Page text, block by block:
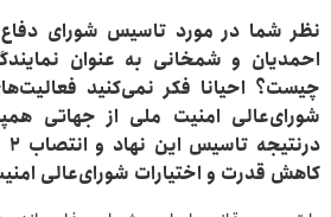
نظر شما در مورد تاسیس شورای دفاع
احمدیان و شمخانی به‌ عنوان
چیست؟ احیانا فکر نمی‌کنید
شورای‌عالی امنیت ملی از جهاتی
کاهش قدرت و اختیارات شورای‌عالی